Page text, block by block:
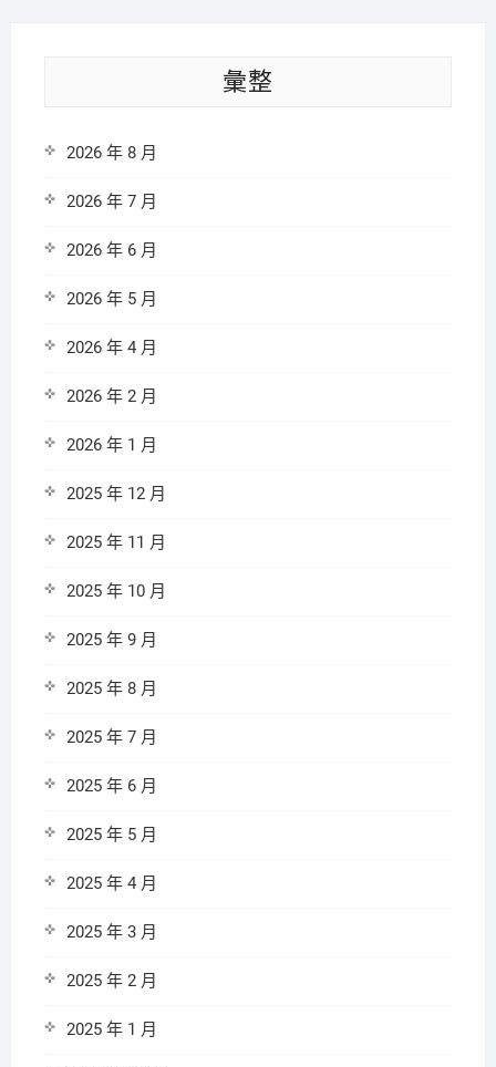
彙整
2026 年 8 月
2026 年 7 月
2026 年 6 月
2026 年 5 月
2026 年 4 月
2026 年 2 月
2026 年 1 月
2025 年 12 月
2025 年 11 月
2025 年 10 月
2025 年 9 月
2025 年 8 月
2025 年 7 月
2025 年 6 月
2025 年 5 月
2025 年 4 月
2025 年 3 月
2025 年 2 月
2025 年 1 月